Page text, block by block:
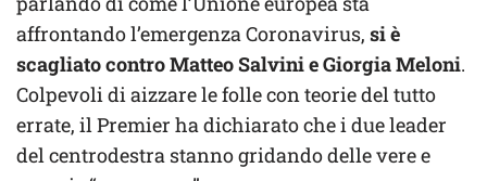
affrontando l’emergenza Coronavirus, si è
scagliato contro Matteo Salvini e Giorgia Meloni.
Colpevoli di aizzare le folle con teorie del tutto
errate, il Premier ha dichiarato che i due leader
del centrodestra stanno gridando delle vere e